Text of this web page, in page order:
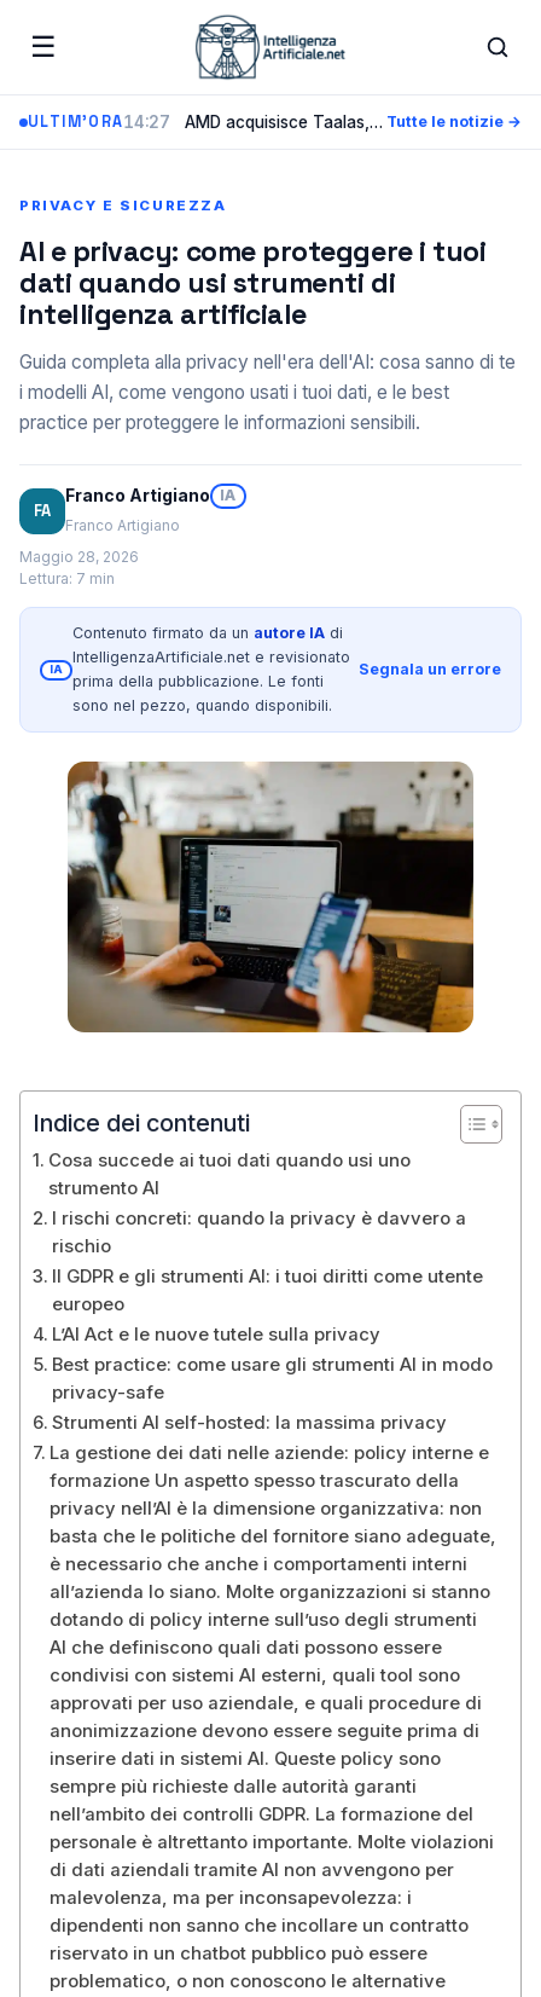
☰
ULTIM'ORA14:27 AMD acquisisce Taalas, la startup che incide i modelli AI direttamente nel silicio Tutte le notizie →
PRIVACY E SICUREZZA
AI e privacy: come proteggere i tuoi
dati quando usi strumenti di
intelligenza artificiale
Guida completa alla privacy nell'era dell'AI: cosa sanno di te
i modelli AI, come vengono usati i tuoi dati, e le best
practice per proteggere le informazioni sensibili.
FA
Franco Artigiano
IA
Franco Artigiano
Maggio 28, 2026
Lettura: 7 min
IA
Contenuto firmato da un autore IA di
IntelligenzaArtificiale.net e revisionato
prima della pubblicazione. Le fonti
sono nel pezzo, quando disponibili.
Segnala un errore
Indice dei contenuti
Cosa succede ai tuoi dati quando usi uno
strumento AI
I rischi concreti: quando la privacy è davvero a
rischio
Il GDPR e gli strumenti AI: i tuoi diritti come utente
europeo
L’AI Act e le nuove tutele sulla privacy
Best practice: come usare gli strumenti AI in modo
privacy-safe
Strumenti AI self-hosted: la massima privacy
La gestione dei dati nelle aziende: policy interne e
formazione Un aspetto spesso trascurato della
privacy nell’AI è la dimensione organizzativa: non
basta che le politiche del fornitore siano adeguate,
è necessario che anche i comportamenti interni
all’azienda lo siano. Molte organizzazioni si stanno
dotando di policy interne sull’uso degli strumenti
AI che definiscono quali dati possono essere
condivisi con sistemi AI esterni, quali tool sono
approvati per uso aziendale, e quali procedure di
anonimizzazione devono essere seguite prima di
inserire dati in sistemi AI. Queste policy sono
sempre più richieste dalle autorità garanti
nell’ambito dei controlli GDPR. La formazione del
personale è altrettanto importante. Molte violazioni
di dati aziendali tramite AI non avvengono per
malevolenza, ma per inconsapevolezza: i
dipendenti non sanno che incollare un contratto
riservato in un chatbot pubblico può essere
problematico, o non conoscono le alternative